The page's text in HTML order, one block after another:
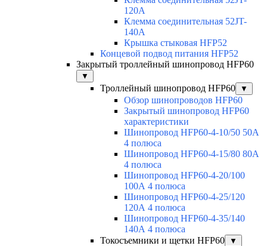
120A
Клемма соединительная 52JT-
140A
Крышка стыковая HFP52
Концевой подвод питания HFP52
Закрытый троллейный шинопровод HFP60
▼
Троллейный шинопровод HFP60 ▼
Обзор шинопроводов HFP60
Закрытый шинопровод HFP60
характеристики
Шинопровод HFP60-4-10/50 50А
4 полюса
Шинопровод HFP60-4-15/80 80А
4 полюса
Шинопровод HFP60-4-20/100
100А 4 полюса
Шинопровод HFP60-4-25/120
120А 4 полюса
Шинопровод HFP60-4-35/140
140А 4 полюса
Токосъемники и щетки HFP60
▼